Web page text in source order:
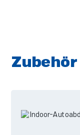
Zubehör